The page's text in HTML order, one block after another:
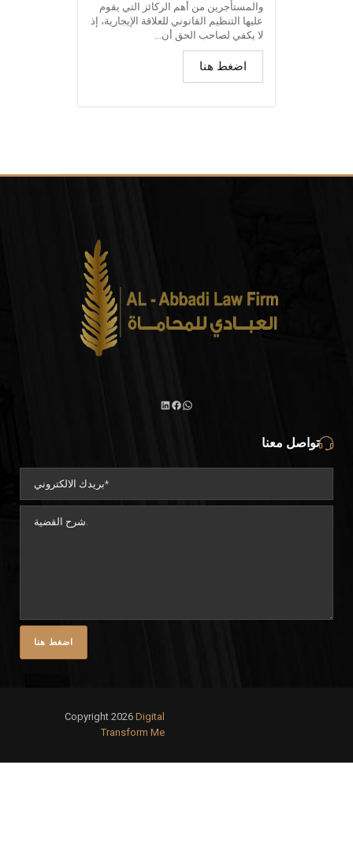
والمستأجرين من أهم الركائز التي يقوم
عليها التنظيم القانوني للعلاقة الإيجارية، إذ
لا يكفي لصاحب الحق أن...
اضغط هنا
تواصل معنا
Copyright 2026 Digital
Transform Me